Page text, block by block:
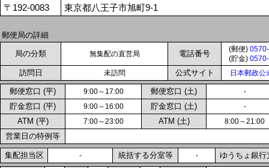
〒192-0083 東京都八王子市旭町9-1
郵便局の詳細
局の分類 無集配の直営局 電話番号 (郵便)
(貯金)
訪問日 未訪問 公式サイト 日本郵政公
郵便窓口 (平) 9:00～17:00 郵便窓口 (土) -
貯金窓口 (平) 9:00～16:00 貯金窓口 (土) -
ATM (平) 7:00～23:00 ATM (土) 8:00～21:00
営業日の特例等
集配担当区 - 統括する分室等 - ゆうちょ銀行